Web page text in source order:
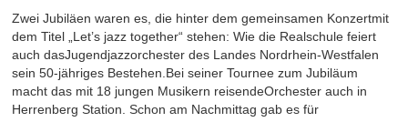
Zwei Jubiläen waren es, die hinter dem gemeinsamen Konzertmit
dem Titel „Let’s jazz together“ stehen: Wie die Realschule feiert
auch dasJugendjazzorchester des Landes Nordrhein-Westfalen
sein 50-jähriges Bestehen.Bei seiner Tournee zum Jubiläum
macht das mit 18 jungen Musikern reisendeOrchester auch in
Herrenberg Station. Schon am Nachmittag gab es für